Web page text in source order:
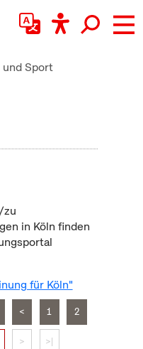
Sport
zu
in Köln finden
für Köln"
< 1 2
> >|